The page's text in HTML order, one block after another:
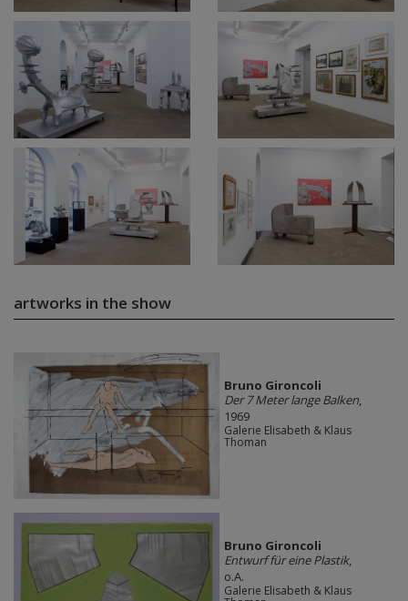
artworks in the show
Bruno Gironcoli
Der 7 Meter lange Balken,
1969
Galerie Elisabeth & Klaus
Thoman
Bruno Gironcoli
Entwurf für eine Plastik,
o.A.
Galerie Elisabeth & Klaus